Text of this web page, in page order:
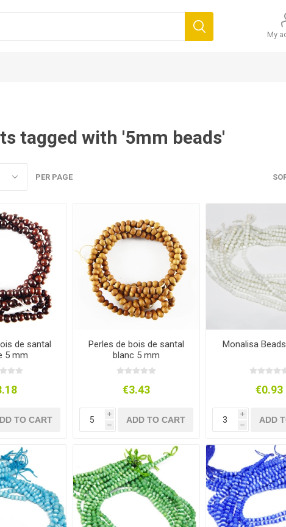
My
tagged with '5mm beads'
PER PAGE
de santal
5 mm
TO CART
Perles de bois de santal
blanc 5 mm
€3.43
i
h
ADD TO CART
Monalisa
€0.93
i
h
ADD